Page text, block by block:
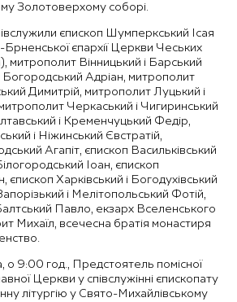
Золотоверхому соборі.
єпископ Шумперкський Ісая
єпархії Церкви Чеських
митрополит Вінницький і Барський
Адріан, митрополит
Димитрій, митрополит Луцький і
Черкаський і Чигиринський
і Кременчуцький Федір,
і Ніжинський Євстратій,
Агапіт, єпископ Васильківський
Іоан, єпископ
єпископ Харківський і Богодухівський
і Мелітопольський Фотій,
Павло, екзарх Вселенського
Михаїл, всечесна братія монастиря
о 9:00 год., Предстоятель помісної
Церкви у співслужінні єпископату
літургію у Свято-Михайлівському